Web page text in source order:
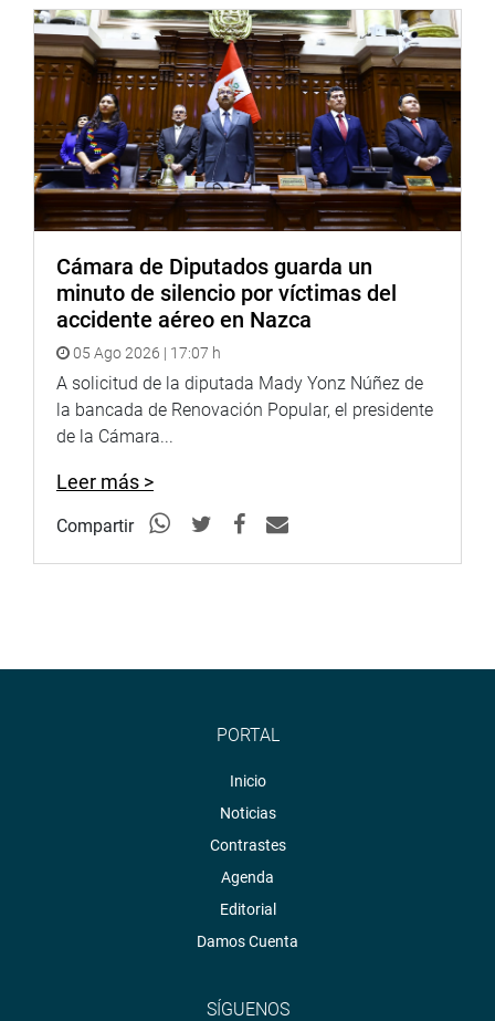
En la ceremonia de condecoración llevada a cabo en la
Sala Castilla del Palacio Legislativo asistieron los hijos y
hermanas de Luz Salgado Rubianes, además de sus
colaboradores y funcionarios del Legislativo.
DEVELACIÓN
Posteriormente, se realizó el develamiento del retrato de
la actual titular de la Comisión de Relaciones Exteriores,
Luz Salgado Rubianes, ubicada en la Galería de
expresidentes del Congreso de la República. (AC)
PRENSA-CONGRESO
Puede encontrar más información en nuestra página web
y redes sociales.
http://www.congreso.gob.pe/
Radio:goo.gl/hMwTg1
Cámara de Diputados guarda un
minuto de silencio por víctimas del
accidente aéreo en Nazca
05 Ago 2026 | 17:07 h
A solicitud de la diputada Mady Yonz Núñez de
la bancada de Renovación Popular, el presidente
de la Cámara...
Leer más >
Compartir
PORTAL
Inicio
Noticias
Contrastes
Agenda
Editorial
Damos Cuenta
SÍGUENOS